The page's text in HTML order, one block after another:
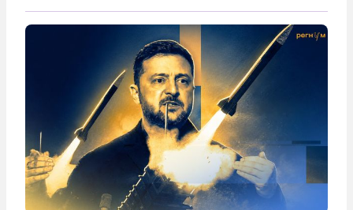
продемонстрировав, что десятилетиями
выстраивавшаяся миграционная политика ЕС